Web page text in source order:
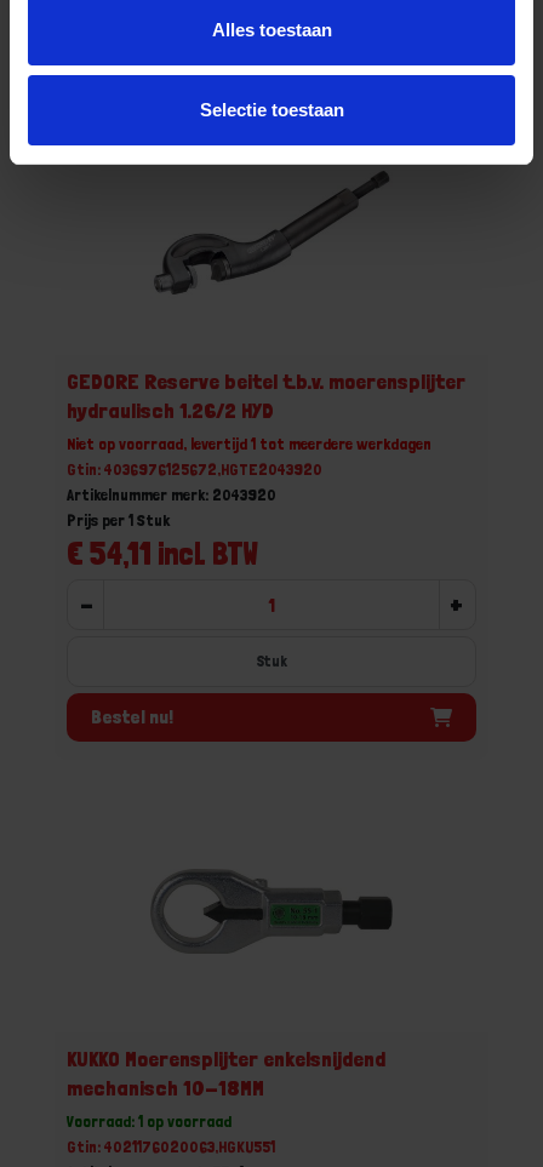
Alles toestaan
Selectie toestaan
GEDORE Reserve beitel t.b.v. moerensplijter
hydraulisch 1.26/2 HYD
Niet op voorraad, levertijd 1 tot meerdere werkdagen
Gtin: 4036976125672,HGTE2043920
Artikelnummer merk: 2043920
€ 54,11 incl. BTW
Prijs per 1 Stuk
- +
Stuk
Bestel nu!
KUKKO Moerensplijter enkelsnijdend
mechanisch 10-18MM
Voorraad: 1 op voorraad
Gtin: 4021176020063,HGKU551